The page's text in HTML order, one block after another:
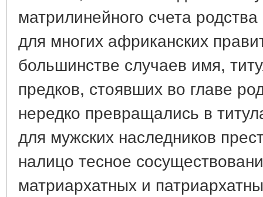
матрилинейного счета
для многих африканских
большинстве случаев имя,
предков, стоявших во главе
нередко превращались в
для мужских наследников
налицо тесное
матриархатных и